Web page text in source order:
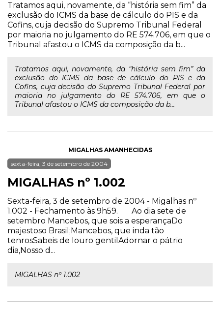
Tratamos aqui, novamente, da “história sem fim” da
exclusão do ICMS da base de cálculo do PIS e da
Cofins, cuja decisão do Supremo Tribunal Federal
por maioria no julgamento do RE 574.706, em que o
Tribunal afastou o ICMS da composição da b...
Tratamos aqui, novamente, da “história sem fim” da
exclusão do ICMS da base de cálculo do PIS e da
Cofins, cuja decisão do Supremo Tribunal Federal por
maioria no julgamento do RE 574.706, em que o
Tribunal afastou o ICMS da composição da b...
MIGALHAS AMANHECIDAS
sexta-feira, 3 de setembro de 2004
MIGALHAS nº 1.002
Sexta-feira, 3 de setembro de 2004 - Migalhas nº
1.002 - Fechamento às 9h59. Ao dia sete de
setembro Mancebos, que sois a esperançaDo
majestoso Brasil;Mancebos, que inda tão
tenrosSabeis de louro gentilAdornar o pátrio
dia,Nosso d...
MIGALHAS nº 1.002